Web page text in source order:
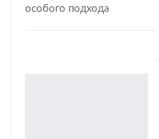
особого подхода